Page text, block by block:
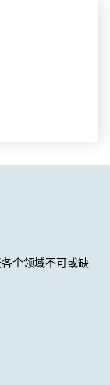
个领域不可或缺